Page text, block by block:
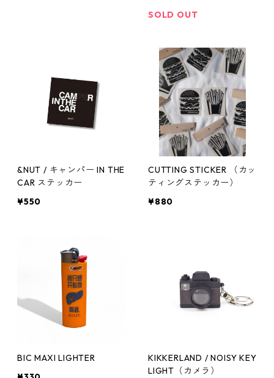
SOLD OUT
&NUT / キャンパー IN THE
CAR ステッカー
¥550
CUTTING STICKER （カッ
ティングステッカー）
¥880
BIC MAXI LIGHTER
KIKKERLAND / NOISY KEY
LIGHT（カメラ）